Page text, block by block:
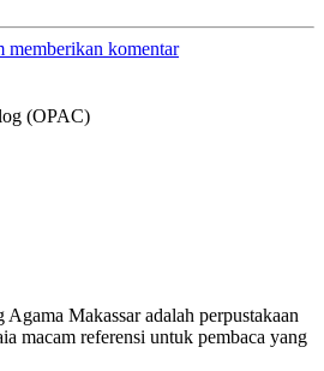
memberikan komentar
(OPAC)
Makassar adalah perpustakaan
macam referensi untuk pembaca yang